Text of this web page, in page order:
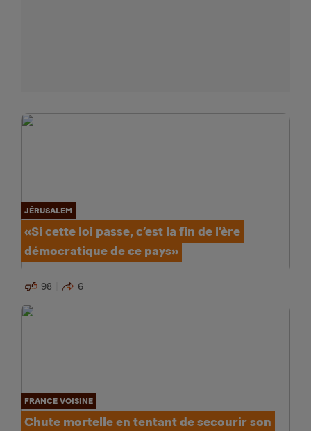
JÉRUSALEM
«Si cette loi passe, c’est la fin de l’ère
démocratique de ce pays»
98 6
FRANCE VOISINE
Chute mortelle en tentant de secourir son